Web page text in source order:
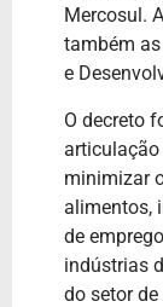
Mercosul.
também
e
O decreto
articulação
minimizar
alimentos,
de
indústrias
do setor